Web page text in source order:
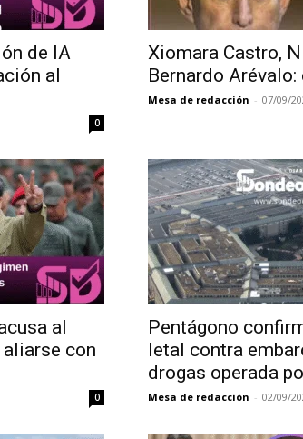
de IA
al
0
Xiomara Castro,
Bernardo
Mesa de redacción - 07/09/
al
con
0
Pentágono
letal contra
drogas operada
Mesa de redacción - 02/09/